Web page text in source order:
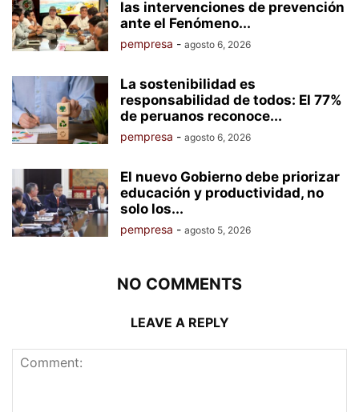
las intervenciones de prevención
ante el Fenómeno...
pempresa - agosto 6, 2026
La sostenibilidad es
responsabilidad de todos: El 77%
de peruanos reconoce...
pempresa - agosto 6, 2026
El nuevo Gobierno debe priorizar
educación y productividad, no
solo los...
pempresa - agosto 5, 2026
NO COMMENTS
LEAVE A REPLY